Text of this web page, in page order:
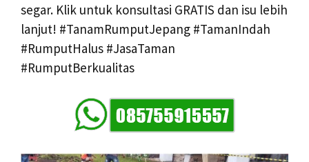
segar. Klik untuk konsultasi GRATIS dan isu lebih
lanjut! #TanamRumputJepang #TamanIndah
#RumputHalus #JasaTaman
#RumputBerkualitas